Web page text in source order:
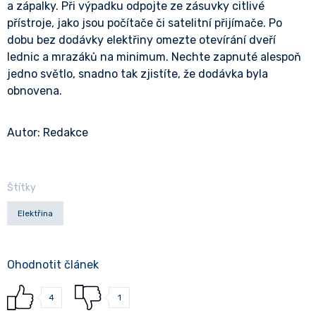
a zápalky. Při výpadku odpojte ze zásuvky citlivé
přístroje, jako jsou počítače či satelitní přijímače. Po
dobu bez dodávky elektřiny omezte otevírání dveří
lednic a mrazáků na minimum. Nechte zapnuté alespoň
jedno světlo, snadno tak zjistíte, že dodávka byla
obnovena.
Autor: Redakce
Štítky
Elektřina
Ohodnotit článek
4 1